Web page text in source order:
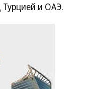
Турцией и ОАЭ.